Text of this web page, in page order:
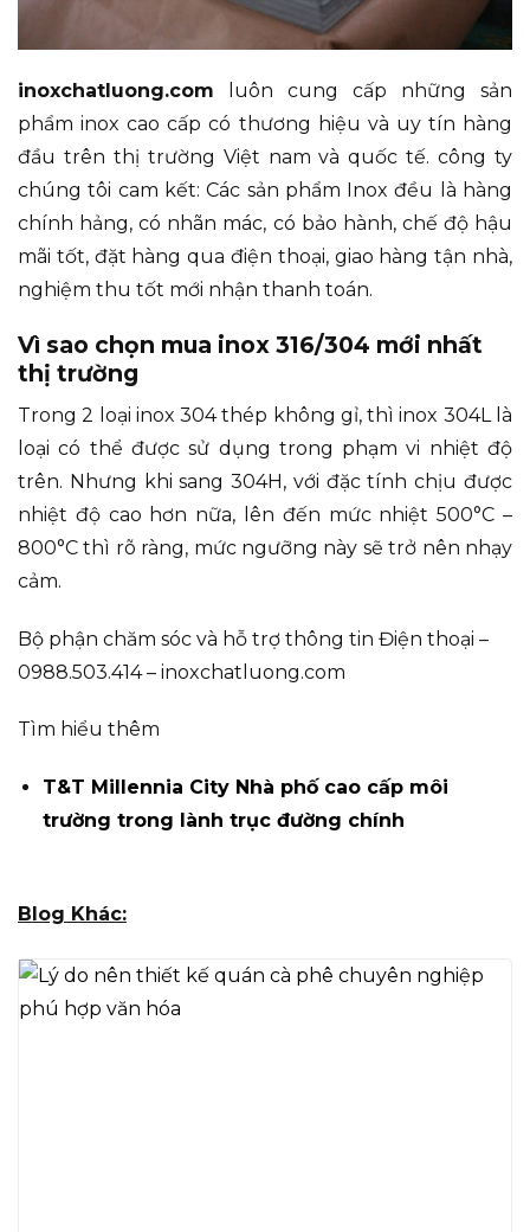
inoxchatluong.com luôn cung cấp những sản
phẩm inox cao cấp có thương hiệu và uy tín hàng
đầu trên thị trường Việt nam và quốc tế. công ty
chúng tôi cam kết: Các sản phẩm Inox đều là hàng
chính hảng, có nhãn mác, có bảo hành, chế độ hậu
mãi tốt, đặt hàng qua điện thoại, giao hàng tận nhà,
nghiệm thu tốt mới nhận thanh toán.
Vì sao chọn mua inox 316/304 mới nhất
thị trường
Trong 2 loại inox 304 thép không gỉ, thì inox 304L là
loại có thể được sử dụng trong phạm vi nhiệt độ
trên. Nhưng khi sang 304H, với đặc tính chịu được
nhiệt độ cao hơn nữa, lên đến mức nhiệt 500°C –
800°C thì rõ ràng, mức ngưỡng này sẽ trở nên nhạy
cảm.
Bộ phận chăm sóc và hỗ trợ thông tin Điện thoại –
0988.503.414 – inoxchatluong.com
Tìm hiểu thêm
T&T Millennia City Nhà phố cao cấp môi
trường trong lành trục đường chính
Blog Khác: